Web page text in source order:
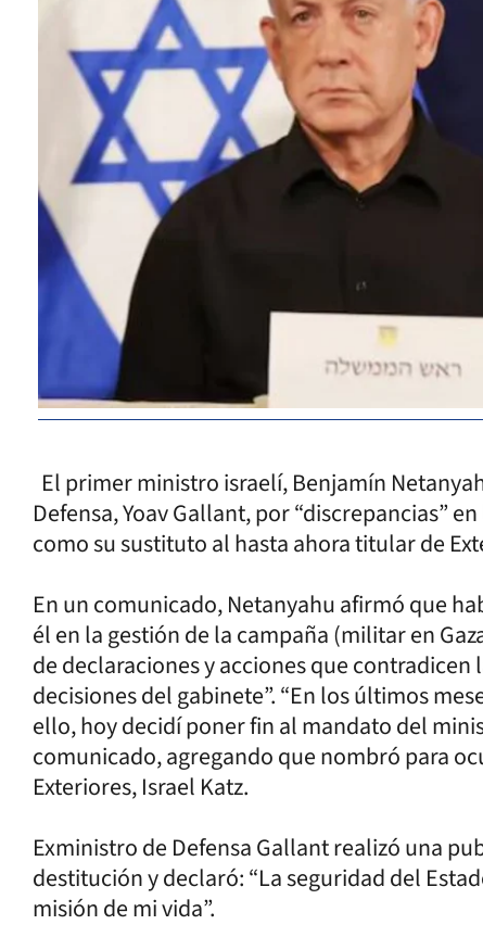
El primer ministro israelí, Benjamín
Defensa, Yoav Gallant, por “discrepancias”
como su sustituto al hasta ahora titular de
En un comunicado, Netanyahu afirmó que
él en la gestión de la campaña (militar en
de declaraciones y acciones que contradicen
decisiones del gabinete”. “En los últimos
ello, hoy decidí poner fin al mandato del
comunicado, agregando que nombró para
Exteriores, Israel Katz.
Exministro de Defensa Gallant realizó una
destitución y declaró: “La seguridad del
misión de mi vida”.